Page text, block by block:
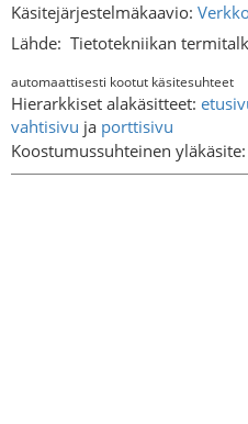
Käsitejärjestelmäkaavio:
Lähde: Tietotekniikan
automaattisesti kootut käsitesuhteet
Hierarkkiset alakäsitteet:
vahtisivu ja porttisivu
Koostumussuhteinen yläkäsite: